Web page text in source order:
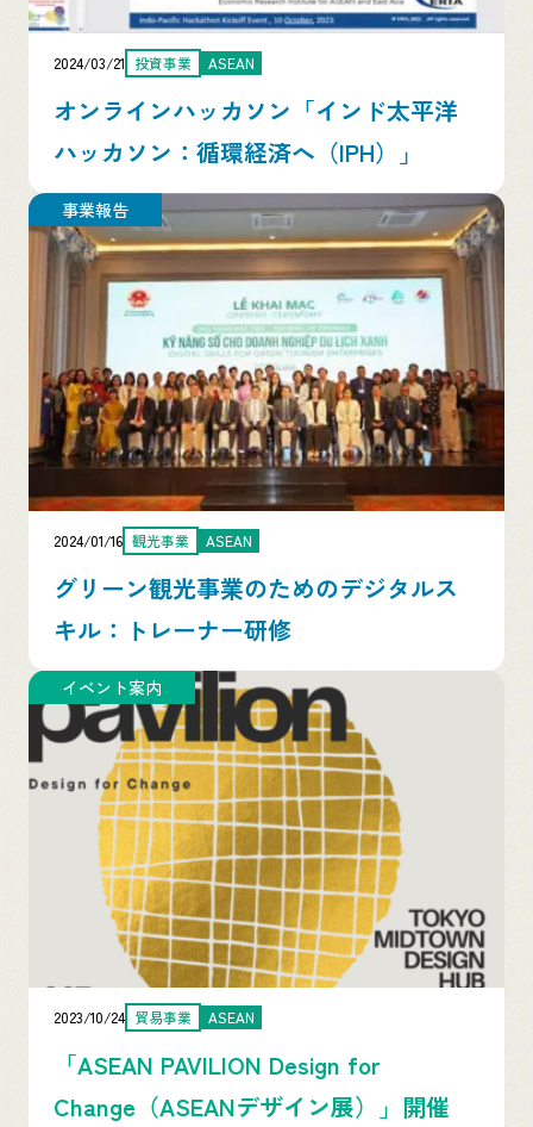
2024/03/21 投資事業 ASEAN
オンラインハッカソン「インド太平洋
ハッカソン：循環経済へ（IPH）」
事業報告
2024/01/16 観光事業 ASEAN
グリーン観光事業のためのデジタルス
キル：トレーナー研修
イベント案内
2023/10/24 貿易事業 ASEAN
「ASEAN PAVILION Design for
Change（ASEANデザイン展）」開催